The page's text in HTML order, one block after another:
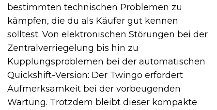
bestimmten technischen Problemen zu
kämpfen, die du als Käufer gut kennen
solltest. Von elektronischen Störungen bei der
Zentralverriegelung bis hin zu
Kupplungsproblemen bei der automatischen
Quickshift-Version: Der Twingo erfordert
Aufmerksamkeit bei der vorbeugenden
Wartung. Trotzdem bleibt dieser kompakte